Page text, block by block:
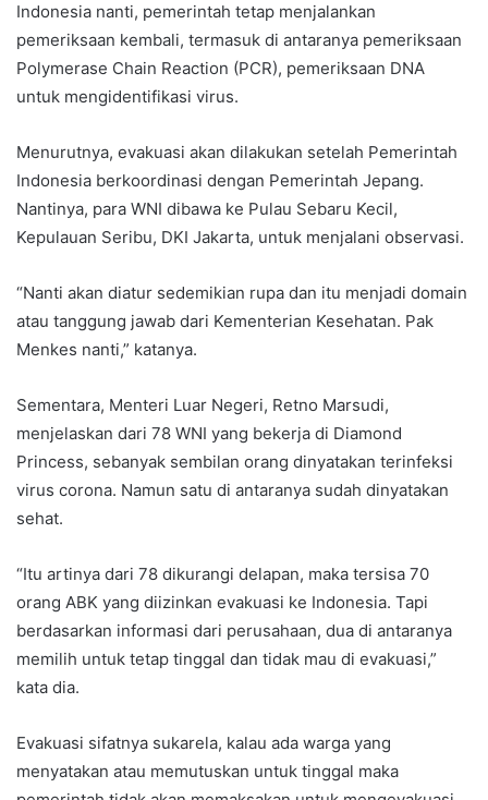
Indonesia nanti, pemerintah tetap menjalankan
pemeriksaan kembali, termasuk di antaranya pemeriksaan
Polymerase Chain Reaction (PCR), pemeriksaan DNA
untuk mengidentifikasi virus.
Menurutnya, evakuasi akan dilakukan setelah Pemerintah
Indonesia berkoordinasi dengan Pemerintah Jepang.
Nantinya, para WNI dibawa ke Pulau Sebaru Kecil,
Kepulauan Seribu, DKI Jakarta, untuk menjalani observasi.
“Nanti akan diatur sedemikian rupa dan itu menjadi domain
atau tanggung jawab dari Kementerian Kesehatan. Pak
Menkes nanti,” katanya.
Sementara, Menteri Luar Negeri, Retno Marsudi,
menjelaskan dari 78 WNI yang bekerja di Diamond
Princess, sebanyak sembilan orang dinyatakan terinfeksi
virus corona. Namun satu di antaranya sudah dinyatakan
sehat.
“Itu artinya dari 78 dikurangi delapan, maka tersisa 70
orang ABK yang diizinkan evakuasi ke Indonesia. Tapi
berdasarkan informasi dari perusahaan, dua di antaranya
memilih untuk tetap tinggal dan tidak mau di evakuasi,”
kata dia.
Evakuasi sifatnya sukarela, kalau ada warga yang
menyatakan atau memutuskan untuk tinggal maka